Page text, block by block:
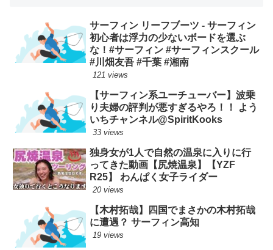
サーフィン リーフブーツ - サーフィン
初心者は浮力の少ないボードを選ぶ
な！#サーフィン #サーフィンスクール
#川畑友吾 #千葉 #湘南
121 views
【サーフィン系ユーチューバー】波乗
り夫婦の評判が悪すぎるやろ！！ よう
いちチャンネル@SpiritKooks
33 views
独身女が1人で自然の温泉に入りに行
ってきた動画【尻焼温泉】【YZF
R25】 わんぱく女子ライダー
20 views
【木村拓哉】四国でまさかの木村拓哉
に遭遇？ サーフィン高知
19 views